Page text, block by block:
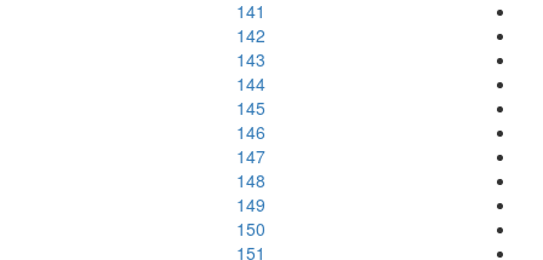
141
142
143
144
145
146
147
148
149
150
151